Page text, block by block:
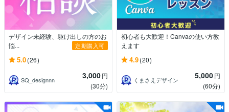
デザイン未経験、駆け出しの方のお
悩...
定期購入可
5.0(26)
SQ_designnn 3,000円
(30分)
初心者も大歓迎！Canvaの使い方教
えます
4.9(20)
くまさえデザイン 5,000円
(60分)